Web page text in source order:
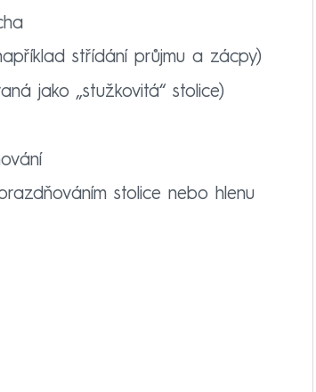
střídání průjmu a zácpy)
jako „stužkovitá“ stolice)
stolice nebo hlenu